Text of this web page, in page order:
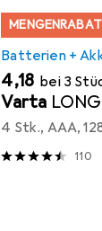
Batterien +
EUR
4,18 bei 3
Varta
4 Stk., AAA,
110